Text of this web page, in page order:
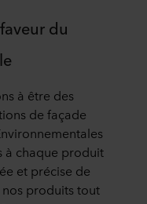
du
à être des
de façade
à chaque produit
et précise de
produits tout